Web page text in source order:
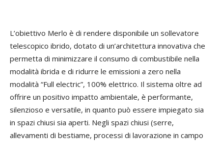
L’obiettivo Merlo è di rendere disponibile un sollevatore
telescopico ibrido, dotato di un’architettura innovativa che
permetta di minimizzare il consumo di combustibile nella
modalità ibrida e di ridurre le emissioni a zero nella
modalità “Full electric”, 100% elettrico. Il sistema oltre ad
offrire un positivo impatto ambientale, è performante,
silenzioso e versatile, in quanto può essere impiegato sia
in spazi chiusi sia aperti. Negli spazi chiusi (serre,
allevamenti di bestiame, processi di lavorazione in campo